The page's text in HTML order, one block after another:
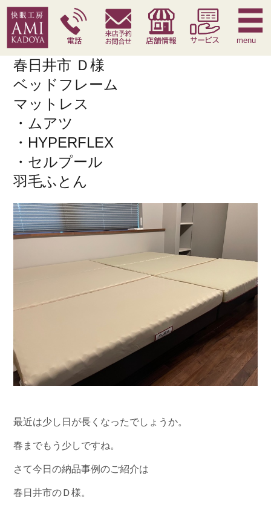
快眠枕 腰痛対策寝具 季節寝具 サービス
menu
春日井市 Ｄ様
ベッドフレーム
マットレス
・ムアツ
・HYPERFLEX
・セルプール
羽毛ふとん
最近は少し日が長くなったでしょうか。
春までもう少しですね。
さて今日の納品事例のご紹介は
春日井市のＤ様。